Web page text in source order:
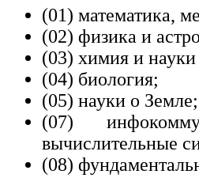
(01) математика,
(02) физика и
(03) химия и науки
(04) биология;
(05) науки о Земле;
(07)
вычислительные
(08)